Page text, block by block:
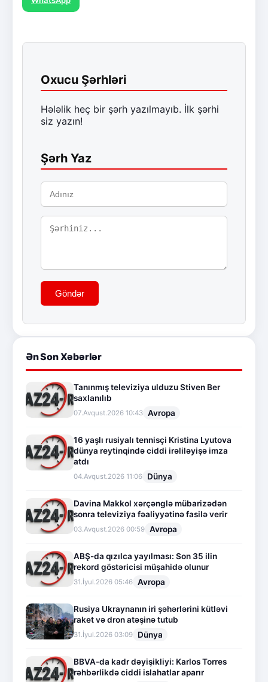
Oxucu Şərhləri
Hələlik heç bir şərh yazılmayıb. İlk şərhi
siz yazın!
Şərh Yaz
Göndər
Ən Son Xəbərlər
Tanınmış televiziya ulduzu Stiven Ber
saxlanılıb
07.Avqust.2026 10:43 Avropa
16 yaşlı rusiyalı tennisçi Kristina Lyutova
dünya reytinqində ciddi irəliləyişə imza
atdı
04.Avqust.2026 11:06 Dünya
Davina Makkol xərçənglə mübarizədən
sonra televiziya fəaliyyətinə fasilə verir
03.Avqust.2026 00:59 Avropa
ABŞ-da qızılca yayılması: Son 35 ilin
rekord göstəricisi müşahidə olunur
31.İyul.2026 05:46 Avropa
Rusiya Ukraynanın iri şəhərlərini kütləvi
raket və dron atəşinə tutub
31.İyul.2026 03:09 Dünya
BBVA-da kadr dəyişikliyi: Karlos Torres
rəhbərlikdə ciddi islahatlar aparır